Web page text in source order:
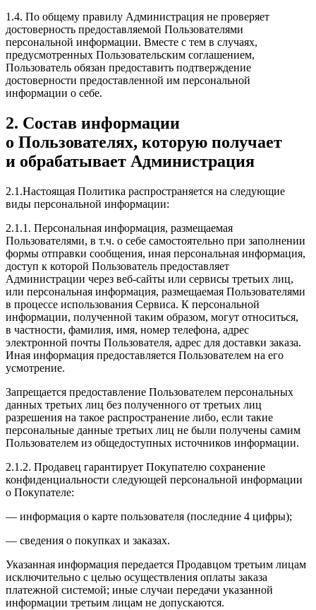
1.4. По общему правилу Администрация не проверяет
достоверность предоставляемой Пользователями
персональной информации. Вместе с тем в случаях,
предусмотренных Пользовательским соглашением,
Пользователь обязан предоставить подтверждение
достоверности предоставленной им персональной
информации о себе.
2. Состав информации
о Пользователях, которую получает
и обрабатывает Администрация
2.1.Настоящая Политика распространяется на следующие
виды персональной информации:
2.1.1. Персональная информация, размещаемая
Пользователями, в т.ч. о себе самостоятельно при заполнении
формы отправки сообщения, иная персональная информация,
доступ к которой Пользователь предоставляет
Администрации через веб-сайты или сервисы третьих лиц,
или персональная информация, размещаемая Пользователями
в процессе использования Сервиса. К персональной
информации, полученной таким образом, могут относиться,
в частности, фамилия, имя, номер телефона, адрес
электронной почты Пользователя, адрес для доставки заказа.
Иная информация предоставляется Пользователем на его
усмотрение.
Запрещается предоставление Пользователем персональных
данных третьих лиц без полученного от третьих лиц
разрешения на такое распространение либо, если такие
персональные данные третьих лиц не были получены самим
Пользователем из общедоступных источников информации.
2.1.2. Продавец гарантирует Покупателю сохранение
конфиденциальности следующей персональной информации
о Покупателе:
— информация о карте пользователя (последние 4 цифры);
— сведения о покупках и заказах.
Указанная информация передается Продавцом третьим лицам
исключительно с целью осуществления оплаты заказа
платежной системой; иные случаи передачи указанной
информации третьим лицам не допускаются.